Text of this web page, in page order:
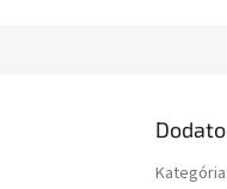
Kategória